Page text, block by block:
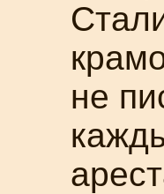
не